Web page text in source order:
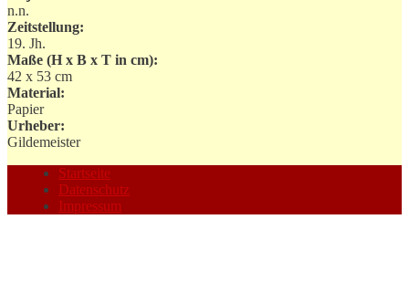
n.n.
Zeitstellung:
19. Jh.
Maße (H x B x T in cm):
42 x 53 cm
Material:
Papier
Urheber:
Gildemeister
Startseite
Datenschutz
Impressum